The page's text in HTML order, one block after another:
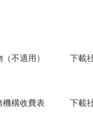
不適用） 下載
機構收費表
下載